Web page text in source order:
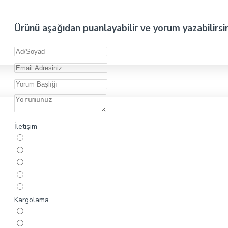
Ürünü aşağıdan puanlayabilir ve yorum
İletişim
Kargolama